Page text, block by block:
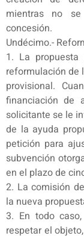
mientras no
concesión.
Undécimo.-
1. La
reformulación de
provisional.
financiación de
solicitante se le
de la ayuda
petición para
subvención
en el plazo de
2. La comisión
la nueva
3. En todo
respetar el